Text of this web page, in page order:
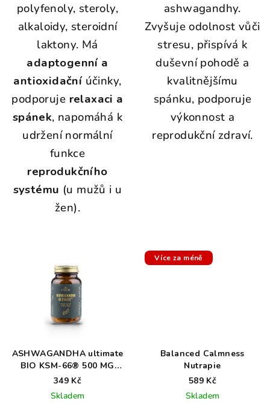
polyfenoly, steroly,
alkaloidy, steroidní
laktony. Má
adaptogenní a
antioxidační účinky,
podporuje relaxaci a
spánek, napomáhá k
udržení normální
funkce
reprodukčního
systému (u mužů i u
žen).
ashwagandhy.
Zvyšuje odolnost vůči
stresu, přispívá k
duševní pohodě a
kvalitnějšímu
spánku, podporuje
výkonnost a
reprodukční zdraví.
ASHWAGANDHA ultimate
BIO KSM-66® 500 MG
extrakt, kapsle
349 Kč
Skladem
Více za méně
Balanced Calmness
Nutrapie
589 Kč
Skladem